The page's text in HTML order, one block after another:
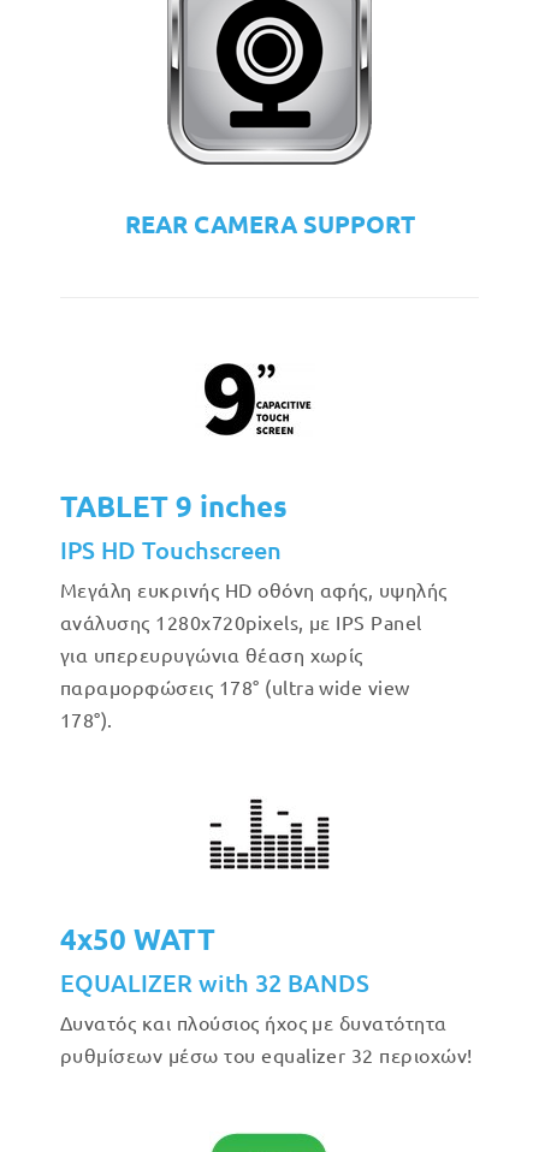
REAR CAMERA SUPPORT
TABLET 9 inches
IPS HD Touchscreen
Μεγάλη ευκρινής HD οθόνη αφής, υψηλής
ανάλυσης 1280x720pixels, με IPS Panel
για υπερευρυγώνια θέαση χωρίς
παραμορφώσεις 178° (ultra wide view
178°).
4x50 WATT
EQUALIZER with 32 BANDS
Δυνατός και πλούσιος ήχος με δυνατότητα
ρυθμίσεων μέσω του equalizer 32 περιοχών!